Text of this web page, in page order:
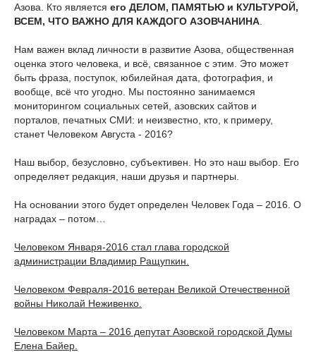
Азова. Кто является его ДЕЛОМ, ПАМЯТЬЮ и КУЛЬТУРОЙ,
ВСЕМ, ЧТО ВАЖНО ДЛЯ КАЖДОГО АЗОВЧАНИНА
Нам важен вклад личности в развитие Азова, общественная
оценка этого человека, и всё, связанное с этим. Это может
быть фраза, поступок, юбилейная дата, фотография, и
вообще, всё что угодно. Мы постоянно занимаемся
мониторингом социальных сетей, азовских сайтов и
порталов, печатных СМИ: и неизвестно, кто, к примеру,
станет Человеком Августа - 2016?
Наш выбор, безусловно, субъективен. Но это наш выбор. Его
определяет редакция, наши друзья и партнеры.
На основании этого будет определен Человек Года – 2016. О
наградах – потом…
Человеком Января-2016 стал глава городской
администрации Владимир Ращупкин.
Человеком Февраля-2016 ветеран Великой Отечественной
войны Николай Неживенко.
Человеком Марта – 2016 депутат Азовской городской Думы
Елена Байер.